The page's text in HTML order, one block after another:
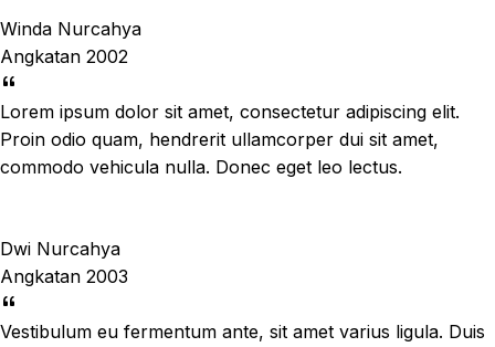
Winda Nurcahya
Angkatan 2002
Lorem ipsum dolor sit amet, consectetur adipiscing elit.
Proin odio quam, hendrerit ullamcorper dui sit amet,
commodo vehicula nulla. Donec eget leo lectus.
Dwi Nurcahya
Angkatan 2003
Vestibulum eu fermentum ante, sit amet varius ligula. Duis